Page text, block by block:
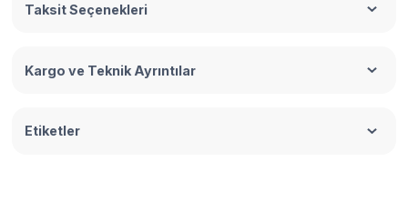
Taksit Seçenekleri
Kargo ve Teknik Ayrıntılar
Etiketler